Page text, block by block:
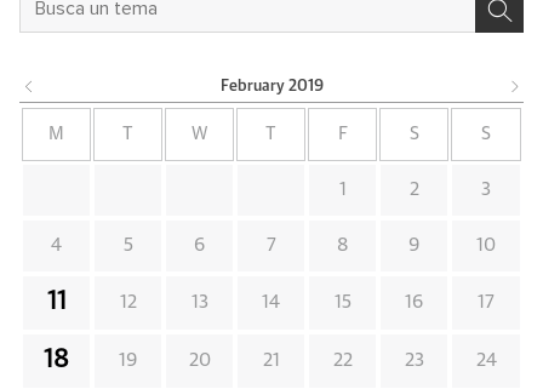
February 2019
M W F S S
1 2 3
4 5 6 7 8 9 10
11 12 13 14 15 16 17
18 19 20 21 22 23 24